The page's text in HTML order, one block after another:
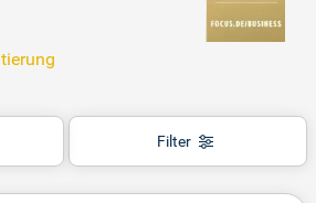
Filter